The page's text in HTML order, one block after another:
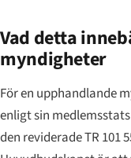
Vad detta
myndigheter
För en upphandlande
enligt sin
den reviderade TR